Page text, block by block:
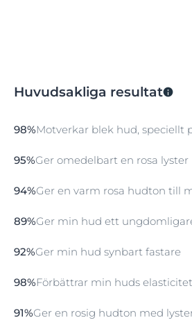
Huvudsakliga resultat
98%Motverkar blek hud, speciellt
95%Ger omedelbart en rosa lyster
94%Ger en varm rosa hudton till
89%Ger min hud ett
92%Ger min hud synbart fastare
98%Förbättrar min huds elasticitet
91%Ger en rosig hudton med